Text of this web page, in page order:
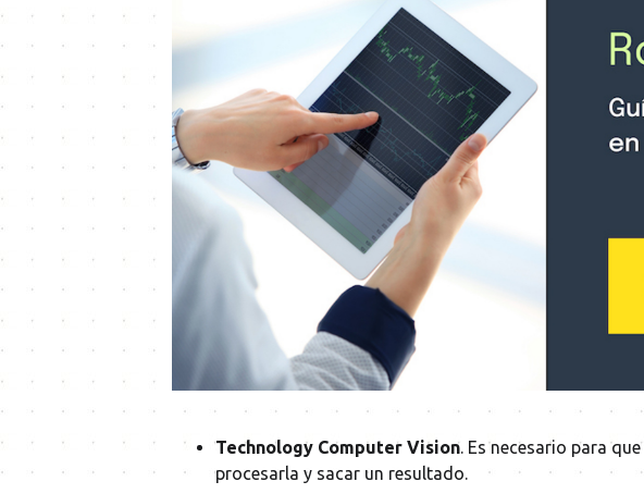
Technology Computer Vision. Es necesario para
procesarla y sacar un resultado.